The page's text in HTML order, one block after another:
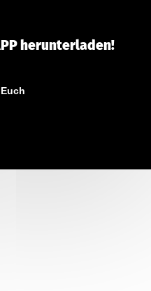
herunterladen!